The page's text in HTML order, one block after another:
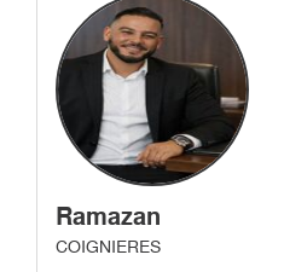
Ramazan
COIGNIERES